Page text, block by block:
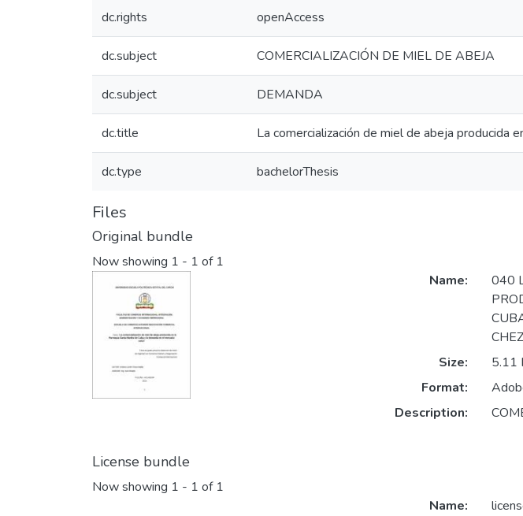
dc.rights openAccess
dc.subject COMERCIALIZACIÓN DE MIEL DE ABEJA
dc.subject DEMANDA
dc.title La comercialización de miel de abeja producida
dc.type bachelorThesis
Files
Original bundle
Now showing 1 - 1 of 1
Name:
040
Size:
5.11
Format:
Description:
License bundle
Now showing 1 - 1 of 1
Name: